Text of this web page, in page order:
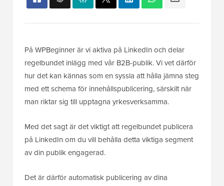
På WPBeginner är vi aktiva på LinkedIn och delar
regelbundet inlägg med vår B2B-publik. Vi vet därför
hur det kan kännas som en syssla att hålla jämna steg
med ett schema för innehållspublicering, särskilt när
man riktar sig till upptagna yrkesverksamma.
Med det sagt är det viktigt att regelbundet publicera
på LinkedIn om du vill behålla detta viktiga segment
av din publik engagerad.
Det är därför automatisk publicering av dina